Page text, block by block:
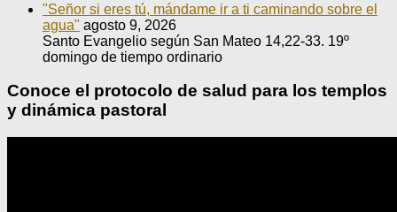
"Señor si eres tú, mándame ir a ti caminando sobre el
agua" agosto 9, 2026
Santo Evangelio según San Mateo 14,22-33. 19º
domingo de tiempo ordinario
Conoce el protocolo de salud para los templos
y dinámica pastoral